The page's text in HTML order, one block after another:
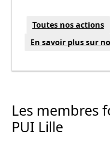
Toutes nos actions
En savoir plus sur
Les membres
PUI Lille